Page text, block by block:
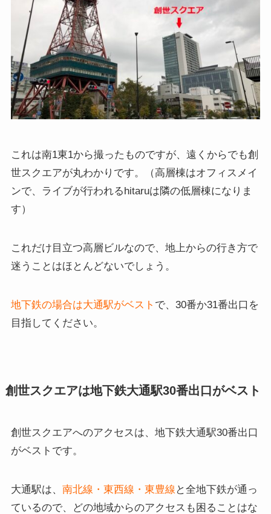
これは南1東1から撮ったものですが、遠くからでも創
世スクエアが丸わかりです。（高層棟はオフィスメイ
ンで、ライブが行われるhitaruは隣の低層棟になりま
す）
これだけ目立つ高層ビルなので、地上からの行き方で
迷うことはほとんどないでしょう。
地下鉄の場合は大通駅がベスト で、30番か31番出口を
目指してください。
創世スクエアは地下鉄大通駅30番出口がベスト
創世スクエアへのアクセスは、地下鉄大通駅30番出口
がベストです。
大通駅は、 南北線・東西線・東豊線 と全地下鉄が通っ
ているので、どの地域からのアクセスも困ることはな